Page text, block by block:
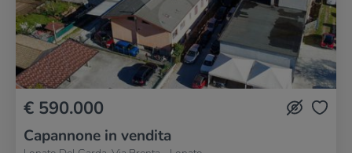
€ 590.000
Capannone in vendita